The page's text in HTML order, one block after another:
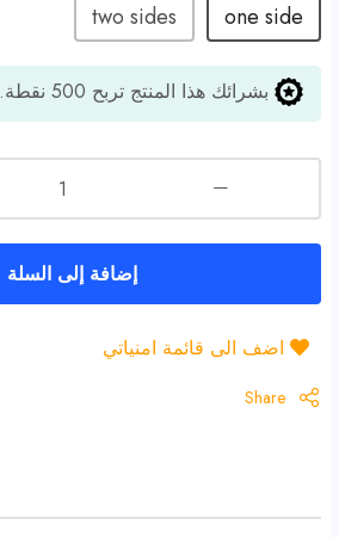
one side
two sides
بشرائك هذا المنتج تربح 500 نقطة.
إضافة إلى السلة
اضف الى قائمة امنياتي
Share